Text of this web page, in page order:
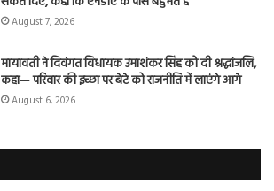
August 7, 2026
मायावती ने दिवंगत विधायक उमाशंकर सिंह को दी श्रद्धांजलि,
कहा— परिवार की इच्छा पर बेटे को राजनीति में लाएंगे आगे
August 6, 2026